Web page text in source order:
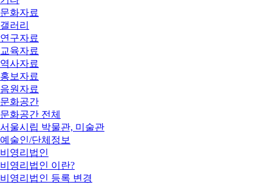
문화자료
갤러리
연구자료
교육자료
역사자료
홍보자료
음원자료
문화공간
문화공간 전체
서울시립 박물관, 미술관
예술인/단체정보
비영리법인
비영리법인 이란?
비영리법인 등록 변경